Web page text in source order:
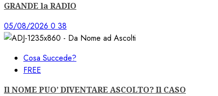
GRANDE la RADIO
05/08/2026 0 38
Cosa Succede?
FREE
Il NOME PUO’ DIVENTARE ASCOLTO? Il CASO